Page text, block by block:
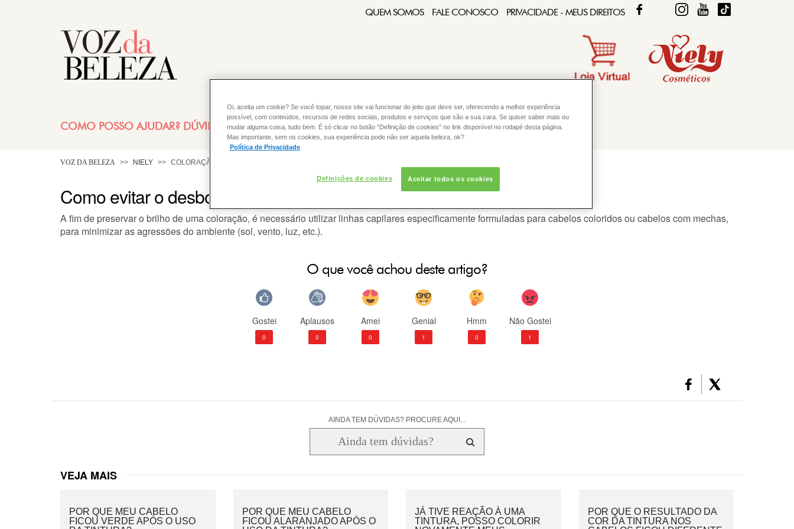
QUEM SOMOS FALE CONOSCO PRIVACIDADE - MEUS DIREITOS FACEBOOK
TWITTERFIQUE DIVAFIQUE DIVA
COMO POSSO AJUDAR? DÚVIDAS SOBRE: COLORAÇÃO CABELO
VOZ DA BELEZA NIELY COLORAÇÃO
Como evitar o desbotamento da cor?
A fim de preservar o brilho de uma coloração, é necessário utilizar linhas capilares especificamente formuladas paracabelos coloridosou cabeloscom mechas,
para minimizar as agressões do ambiente (sol, vento, luz, etc.).
O que você achou deste artigo?
Gostei
0
Aplausos
0
Amei
0
Genial
1
Hmm
0
Não Gostei
1
AINDA TEM DÚVIDAS? PROCURE AQUI...
VEJA MAIS
POR QUE MEU CABELO
FICOU VERDE APÓS O USO
POR QUE MEU CABELO
FICOU ALARANJADO APÓS O
JÁ TIVE REAÇÃO À UMA
TINTURA, POSSO COLORIR
POR QUE O RESULTADO DA
COR DA TINTURA NOS
Oi, aceita um cookie? Se você topar, nosso site vai funcionar do jeito que deve ser, oferecendo a melhor experiência
possível, com conteúdos, recursos de redes sociais, produtos e serviços que são a sua cara. Se quiser saber mais ou
mudar alguma coisa, tudo bem. É só clicar no botão “Definição de cookies” no link disponível no rodapé desta página.
Mas importante, sem os cookies, sua experiência pode não ser aquela beleza, ok?
Política de Privacidade
Definições de cookies Aceitar todos os cookies